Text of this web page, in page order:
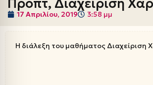
Προπτ, Διαχείριση
17 Απριλίου, 2019 3:58 μμ
Η διάλεξη του μαθήματος Διαχείριση